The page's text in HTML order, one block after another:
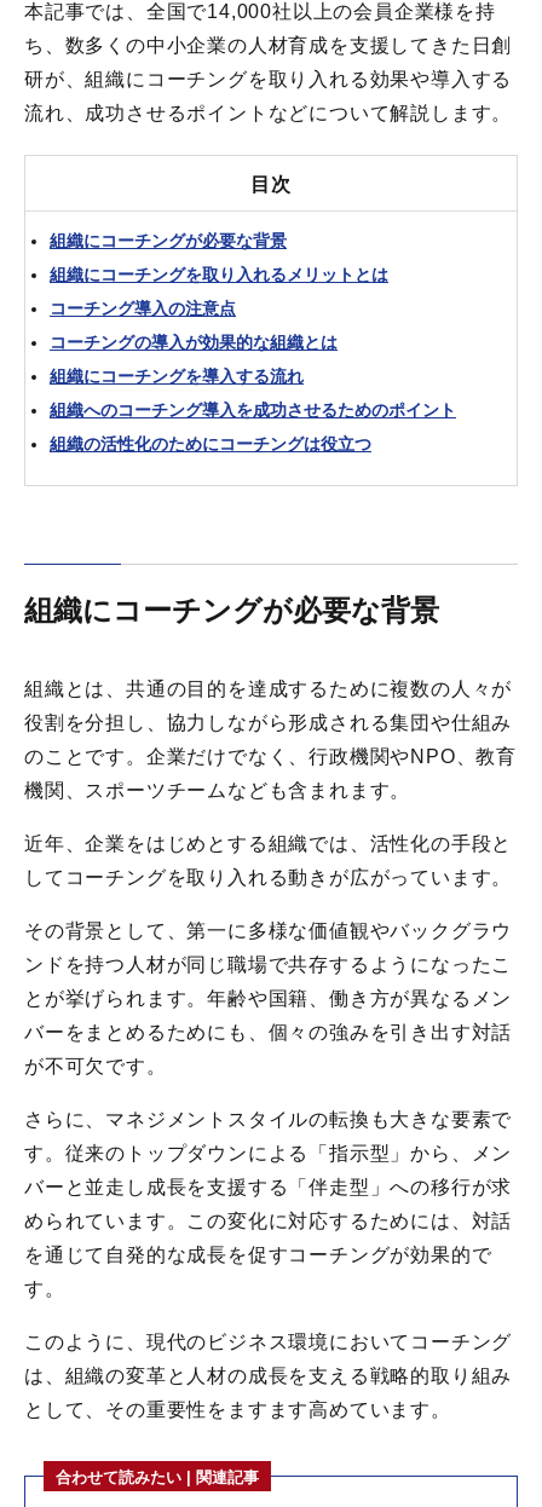
本記事では、全国で14,000社以上の会員企業様を持
ち、数多くの中小企業の人材育成を支援してきた日創
研が、組織にコーチングを取り入れる効果や導入する
流れ、成功させるポイントなどについて解説します。
目次
組織にコーチングが必要な背景
組織にコーチングを取り入れるメリットとは
コーチング導入の注意点
コーチングの導入が効果的な組織とは
組織にコーチングを導入する流れ
組織へのコーチング導入を成功させるためのポイント
組織の活性化のためにコーチングは役立つ
組織にコーチングが必要な背景
組織とは、共通の目的を達成するために複数の人々が
役割を分担し、協力しながら形成される集団や仕組み
のことです。企業だけでなく、行政機関やNPO、教育
機関、スポーツチームなども含まれます。
近年、企業をはじめとする組織では、活性化の手段と
してコーチングを取り入れる動きが広がっています。
その背景として、第一に多様な価値観やバックグラウ
ンドを持つ人材が同じ職場で共存するようになったこ
とが挙げられます。年齢や国籍、働き方が異なるメン
バーをまとめるためにも、個々の強みを引き出す対話
が不可欠です。
さらに、マネジメントスタイルの転換も大きな要素で
す。従来のトップダウンによる「指示型」から、メン
バーと並走し成長を支援する「伴走型」への移行が求
められています。この変化に対応するためには、対話
を通じて自発的な成長を促すコーチングが効果的で
す。
このように、現代のビジネス環境においてコーチング
は、組織の変革と人材の成長を支える戦略的取り組み
として、その重要性をますます高めています。
合わせて読みたい | 関連記事